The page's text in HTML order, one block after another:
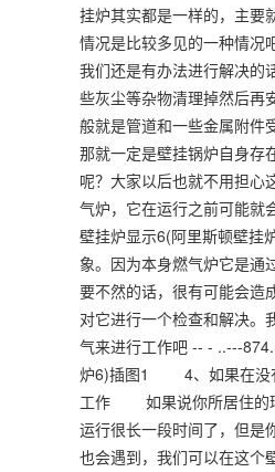
挂炉其实都是一样的，主要
情况是比较多见的一种情况
我们还是有办法进行解决的
些灰尘等杂物清理掉然后再
般就是管道和一些金属附件
那就一定是壁挂锅炉自身存
呢？大家以后也就不用担
气炉，它在运行之前可能就
壁挂炉显示6(阿里斯顿壁
象。因为本身燃气炉它是通
要不然的话，很有可能会造
对它进行一个检查和解决。
气来进行工作吧 -- - ..---
炉6)插图1 4、如果在没有
工作 如果说你所居住的环
运行很长一段时间了，但是
也会遇到，我们可以在这个